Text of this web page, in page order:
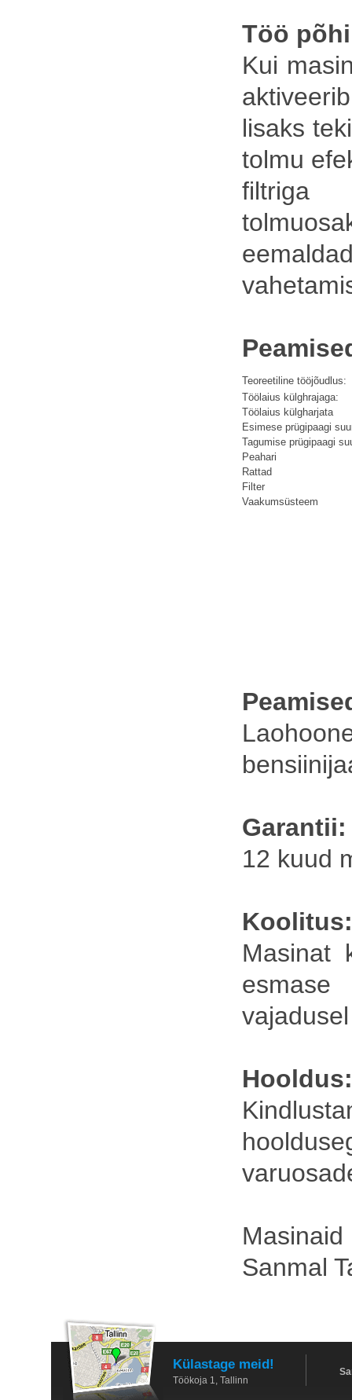
Töö
Kui
lisaks
tolmu
filtriga
Teoreetiline tööjõudlus:
Töölaius külghrajaga:
Töölaius külgharjata
Esimese prügipaagi
Tagumise prügipaagi
Peahari
Rattad
Filter
Vaakumsüsteem
Garantii:
12 kuud
Koolitus:
Masinat
Hooldus:
Sanmal
Külastage meid!
Töökoja 1, Tallinn